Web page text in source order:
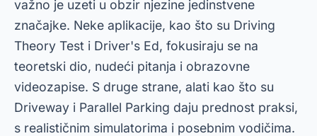
važno je uzeti u obzir njezine jedinstvene
značajke. Neke aplikacije, kao što su Driving
Theory Test i Driver's Ed, fokusiraju se na
teoretski dio, nudeći pitanja i obrazovne
videozapise. S druge strane, alati kao što su
Driveway i Parallel Parking daju prednost praksi,
s realističnim simulatorima i posebnim vodičima.